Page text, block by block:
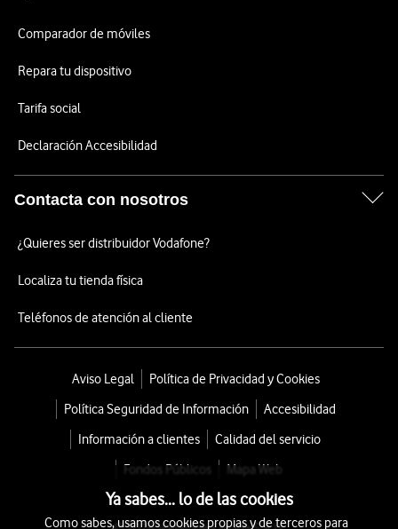
Comparador de móviles
Repara tu dispositivo
Tarifa social
Declaración Accesibilidad
Contacta con nosotros
¿Quieres ser distribuidor Vodafone?
Localiza tu tienda física
Teléfonos de atención al cliente
Aviso Legal
Política de Privacidad y Cookies
Política Seguridad de Información
Accesibilidad
Información a clientes
Calidad del servicio
Fondos Públicos
Mapa Web
Ya sabes... lo de las cookies
Como sabes, usamos cookies propias y de terceros para